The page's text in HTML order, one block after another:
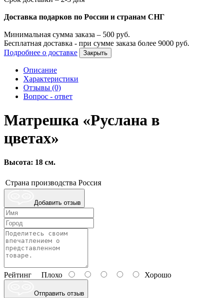
Доставка подарков по России и странам СНГ
Минимальная сумма заказа – 500 руб.
Бесплатная доставка - при сумме заказа более 9000 руб.
Подробнее о доставке
Закрыть
Описание
Характеристики
Отзывы (0)
Вопрос - ответ
Матрешка «Руслана в
цветах»
Высота: 18 см.
Страна производства Россия
Добавить отзыв
Рейтинг Плохо Хорошо
Отправить отзыв